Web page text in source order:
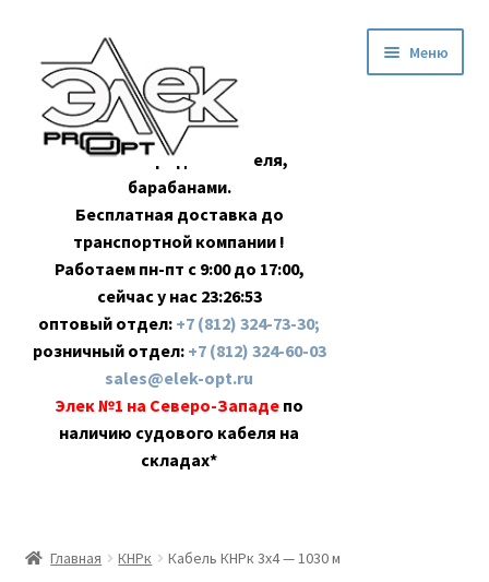
навигации
содержимому
Оптовая продажа кабеля,
барабанами.
Бесплатная доставка до
транспортной компании !
Работаем пн-пт с 9:00 до 17:00,
сейчас у нас 23:26:53
оптовый отдел: +7 (812) 324-73-30;
розничный отдел: +7 (812) 324-60-03
sales@elek-opt.ru
Элек №1 на Северо-Западе по
наличию судового кабеля на
складах*
Меню
Главная КНРк Кабель КНРк 3х4 — 1030 м